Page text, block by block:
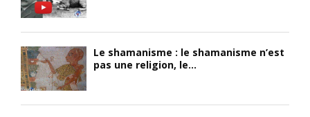
Le shamanisme : le shamanisme n’est
pas une religion, le...